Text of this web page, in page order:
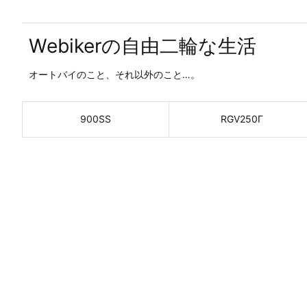
Webikerの自由二輪な生活
オートバイのこと、それ以外のこと…。
900SS RGV250Γ